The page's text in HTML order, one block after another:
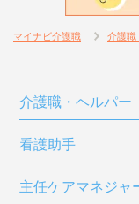
マイナビ介護職 介護職
介護職・ヘルパー
看護助手
主任ケアマネジャ